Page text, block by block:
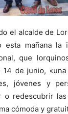
el alcalde de
esta mañana la
que
de junio,
jóvenes y
o redescubrir
cómoda y